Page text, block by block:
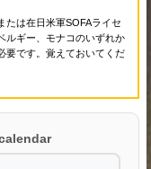
たは在日米軍SOFAライセ
ルギー、モナコのいずれか
要です。覚えておいてくだ